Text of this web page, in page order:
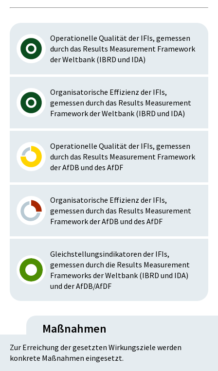
Operationelle Qualität der IFIs, gemessen
durch das Results Measurement Framework
der Weltbank (IBRD und IDA)
Organisatorische Effizienz der IFIs,
gemessen durch das Results Measurement
Framework der Weltbank (IBRD und IDA)
Operationelle Qualität der IFIs, gemessen
durch das Results Measurement Framework
der AfDB und des AfDF
Organisatorische Effizienz der IFIs,
gemessen durch das Results Measurement
Framework der AfDB und des AfDF
Gleichstellungsindikatoren der IFIs,
gemessen durch die Results Measurement
Frameworks der Weltbank (IBRD und IDA)
und der AfDB/AfDF
Maßnahmen
Zur Erreichung der gesetzten Wirkungsziele werden
konkrete Maßnahmen eingesetzt.